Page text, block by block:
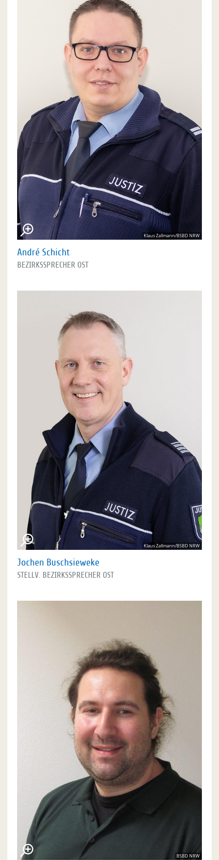
Klaus Zallmann/BSBD NRW
André Schicht
BEZIRKSSPRECHER OST
Klaus Zallmann/BSBD NRW
Jochen Buschsieweke
STELLV. BEZIRKSSPRECHER OST
BSBD NRW